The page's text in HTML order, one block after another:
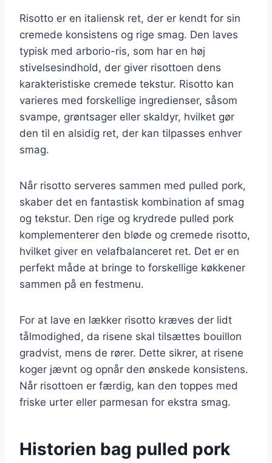
Risotto er en italiensk ret, der er kendt for sin
cremede konsistens og rige smag. Den laves
typisk med arborio-ris, som har en høj
stivelsesindhold, der giver risottoen dens
karakteristiske cremede tekstur. Risotto kan
varieres med forskellige ingredienser, såsom
svampe, grøntsager eller skaldyr, hvilket gør
den til en alsidig ret, der kan tilpasses enhver
smag.
Når risotto serveres sammen med pulled pork,
skaber det en fantastisk kombination af smag
og tekstur. Den rige og krydrede pulled pork
komplementerer den bløde og cremede risotto,
hvilket giver en velafbalanceret ret. Det er en
perfekt måde at bringe to forskellige køkkener
sammen på en festmenu.
For at lave en lækker risotto kræves der lidt
tålmodighed, da risene skal tilsættes bouillon
gradvist, mens de rører. Dette sikrer, at risene
koger jævnt og opnår den ønskede konsistens.
Når risottoen er færdig, kan den toppes med
friske urter eller parmesan for ekstra smag.
Historien bag pulled pork